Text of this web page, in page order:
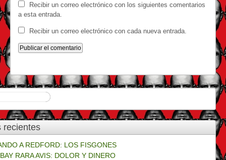
Recibir un correo electrónico con los siguientes comentarios
a esta entrada.
Recibir un correo electrónico con cada nueva entrada.
recientes
A REDFORD: LOS FISGONES
RARA AVIS: DOLOR Y DINERO